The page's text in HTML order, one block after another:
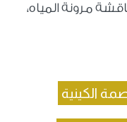
مرونة المياه،
الكينية